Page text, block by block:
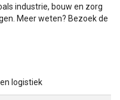
industrie, bouw en zorg
Meer weten? Bezoek de
logistiek